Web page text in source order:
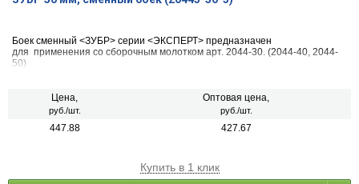
Боек сменный <ЗУБР> серии <ЭКСПЕРТ> предназначен
для применения со сборочным молотком арт. 2044-30. (2044-40, 2044-
50)
Цена,
руб./шт.
Оптовая цена,
руб./шт.
447.88 427.67
Купить в 1 клик